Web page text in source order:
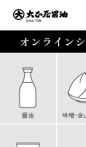
オンライン
醤油 味噌･金